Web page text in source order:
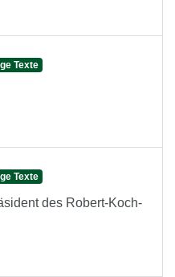
Texte
Texte
des Robert-Koch-